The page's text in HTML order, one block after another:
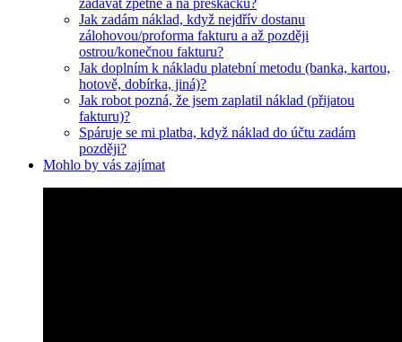
zadávat zpětně a na přeskáčku?
Jak zadám náklad, když nejdřív dostanu
zálohovou/proforma fakturu a až později
ostrou/konečnou fakturu?
Jak doplním k nákladu platební metodu (banka, kartou,
hotově, dobírka, jiná)?
Jak robot pozná, že jsem zaplatil náklad (přijatou
fakturu)?
Spáruje se mi platba, když náklad do účtu zadám
později?
Mohlo by vás zajímat